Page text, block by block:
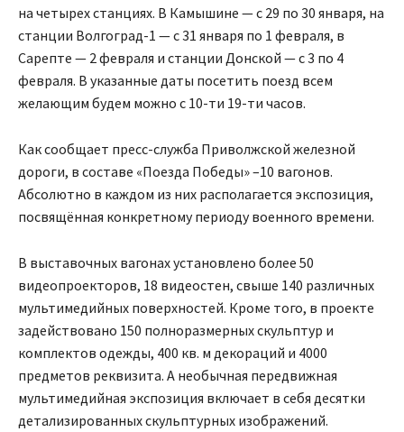
на четырех станциях. В Камышине — с 29 по 30 января, на
станции Волгоград-1 — с 31 января по 1 февраля, в
Сарепте — 2 февраля и станции Донской — с 3 по 4
февраля. В указанные даты посетить поезд всем
желающим будем можно с 10-ти 19-ти часов.
Как сообщает пресс-служба Приволжской железной
дороги, в составе «Поезда Победы» –10 вагонов.
Абсолютно в каждом из них располагается экспозиция,
посвящённая конкретному периоду военного времени.
В выставочных вагонах установлено более 50
видеопроекторов, 18 видеостен, свыше 140 различных
мультимедийных поверхностей. Кроме того, в проекте
задействовано 150 полноразмерных скульптур и
комплектов одежды, 400 кв. м декораций и 4000
предметов реквизита. А необычная передвижная
мультимедийная экспозиция включает в себя десятки
детализированных скульптурных изображений.